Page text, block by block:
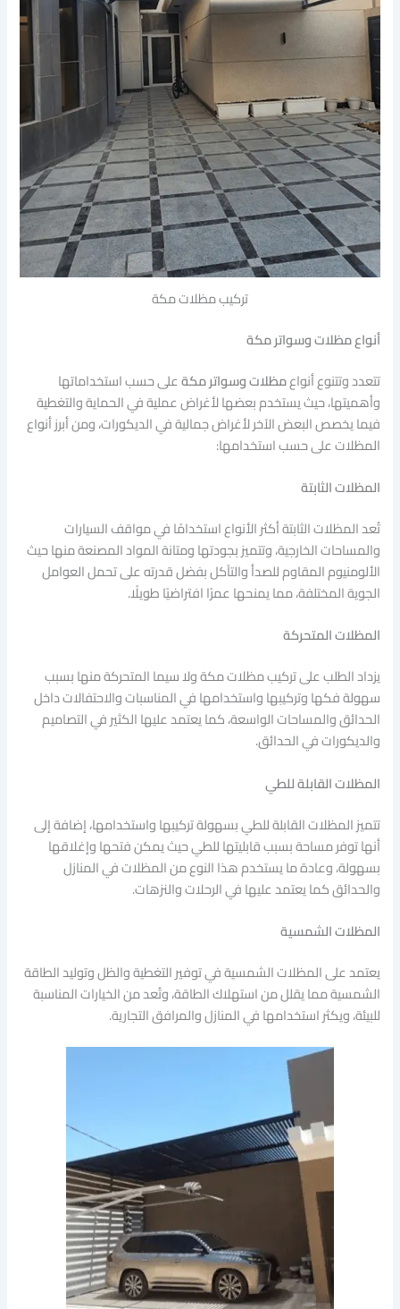
تركيب مظلات مكة
أنواع مظلات وسواتر مكة
تتعدد وتتنوع أنواعمظلات وسواتر مكةعلى حسب استخداماتها
وأهميتها، حيث يستخدم بعضها لأغراض عملية في الحماية والتغطية
فيما يخصص البعض الآخر لأغراض جمالية في الديكورات، ومن أبرز أنواع
المظلات على حسب استخدامها:
المظلات الثابتة
تُعد المظلات الثابتة أكثر الأنواع استخدامًا في مواقف السيارات
والمساحات الخارجية، وتتميز بجودتها ومتانة المواد المصنعة منها حيث
الألومنيوم المقاوم للصدأ والتآكل بفضل قدرته على تحمل العوامل
الجوية المختلفة، مما يمنحها عمرًا افتراضيًا طويلًا.
المظلات المتحركة
يزداد الطلب على تركيب مظلات مكة ولا سيما المتحركة منها بسبب
سهولة فكها وتركيبها واستخدامها في المناسبات والاحتفالات داخل
الحدائق والمساحات الواسعة، كما يعتمد عليها الكثير في التصاميم
والديكورات في الحدائق.
المظلات القابلة للطي
تتميز المظلات القابلة للطي بسهولة تركيبها واستخدامها، إضافة إلى
أنها توفر مساحة بسبب قابليتها للطي حيث يمكن فتحها وإغلاقها
بسهولة، وعادة ما يستخدم هذا النوع من المظلات في المنازل
والحدائق كما يعتمد عليها في الرحلات والنزهات.
المظلات الشمسية
يعتمد على المظلات الشمسية في توفير التغطية والظل وتوليد الطاقة
الشمسية مما يقلل من استهلاك الطاقة، وتُعد من الخيارات المناسبة
للبيئة، ويكثر استخدامها في المنازل والمرافق التجارية.